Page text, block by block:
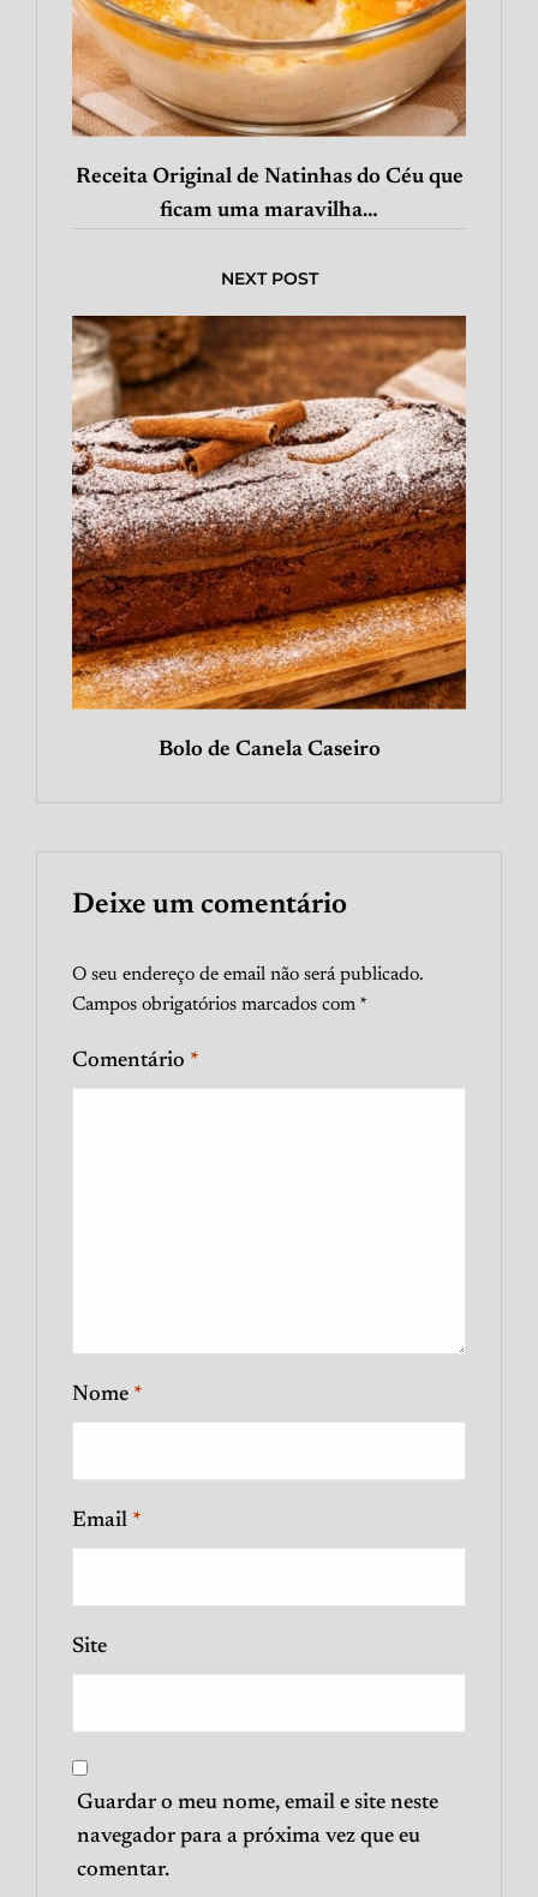
Receita Original de Natinhas do Céu que
ficam uma maravilha…
NEXT POST
Bolo de Canela Caseiro
Deixe um comentário
O seu endereço de email não será publicado.
Campos obrigatórios marcados com *
Comentário *
Nome *
Email *
Site
Guardar o meu nome, email e site neste
navegador para a próxima vez que eu
comentar.